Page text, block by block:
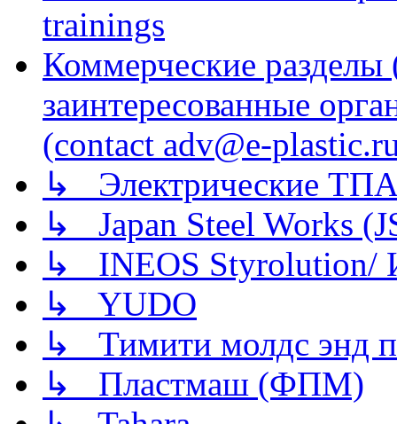
trainings
Коммерческие
заинтересованные
(contact adv@e-
↳ Электрические
↳ Japan Steel Works
↳ INEOS
↳ YUDO
↳ Тимити молдс энд
↳ Пластмаш (ФПМ)